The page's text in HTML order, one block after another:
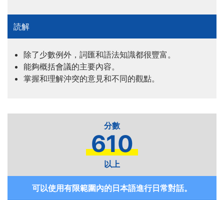
除了少數例外，詞匯和語法知識都很豐富。
能夠概括會議的主要內容。
掌握和理解沖突的意見和不同的觀點。
610
以上
可以使用有限範圍內的日本語進行日常對話。